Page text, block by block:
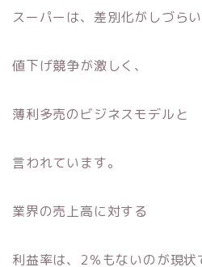
スーパーは、差別化がしづら
値下げ競争が激しく、
薄利多売のビジネスモデルと
言われています。
業界の売上高に対する
利益率は、2％もないのが現状